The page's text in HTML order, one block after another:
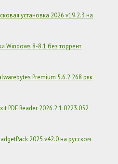
установка 2026 v19.2.3 на
Windows 8-8.1 без торрент
Premium 5.6.2.268 ряк
PDF Reader 2026.2.1.0223.052
2025 v42.0 на русском